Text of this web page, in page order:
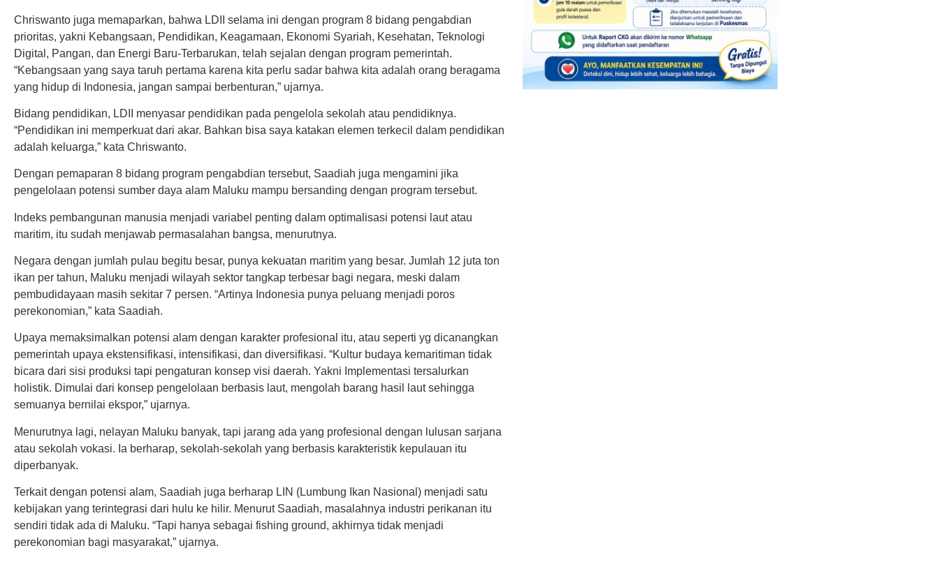
Chriswanto juga memaparkan, bahwa LDII selama ini dengan program 8 bidang pengabdian
prioritas, yakni Kebangsaan, Pendidikan, Keagamaan, Ekonomi Syariah, Kesehatan, Teknologi
Digital, Pangan, dan Energi Baru-Terbarukan, telah sejalan dengan program pemerintah.
“Kebangsaan yang saya taruh pertama karena kita perlu sadar bahwa kita adalah orang beragama
yang hidup di Indonesia, jangan sampai berbenturan,” ujarnya.
Bidang pendidikan, LDII menyasar pendidikan pada pengelola sekolah atau pendidiknya.
“Pendidikan ini memperkuat dari akar. Bahkan bisa saya katakan elemen terkecil dalam pendidikan
adalah keluarga,” kata Chriswanto.
Dengan pemaparan 8 bidang program pengabdian tersebut, Saadiah juga mengamini jika
pengelolaan potensi sumber daya alam Maluku mampu bersanding dengan program tersebut.
Indeks pembangunan manusia menjadi variabel penting dalam optimalisasi potensi laut atau
maritim, itu sudah menjawab permasalahan bangsa, menurutnya.
Negara dengan jumlah pulau begitu besar, punya kekuatan maritim yang besar. Jumlah 12 juta ton
ikan per tahun, Maluku menjadi wilayah sektor tangkap terbesar bagi negara, meski dalam
pembudidayaan masih sekitar 7 persen. “Artinya Indonesia punya peluang menjadi poros
perekonomian,” kata Saadiah.
Upaya memaksimalkan potensi alam dengan karakter profesional itu, atau seperti yg dicanangkan
pemerintah upaya ekstensifikasi, intensifikasi, dan diversifikasi. “Kultur budaya kemaritiman tidak
bicara dari sisi produksi tapi pengaturan konsep visi daerah. Yakni Implementasi tersalurkan
holistik. Dimulai dari konsep pengelolaan berbasis laut, mengolah barang hasil laut sehingga
semuanya bernilai ekspor,” ujarnya.
Menurutnya lagi, nelayan Maluku banyak, tapi jarang ada yang profesional dengan lulusan sarjana
atau sekolah vokasi. Ia berharap, sekolah-sekolah yang berbasis karakteristik kepulauan itu
diperbanyak.
Terkait dengan potensi alam, Saadiah juga berharap LIN (Lumbung Ikan Nasional) menjadi satu
kebijakan yang terintegrasi dari hulu ke hilir. Menurut Saadiah, masalahnya industri perikanan itu
sendiri tidak ada di Maluku. “Tapi hanya sebagai fishing ground, akhirnya tidak menjadi
perekonomian bagi masyarakat,” ujarnya.